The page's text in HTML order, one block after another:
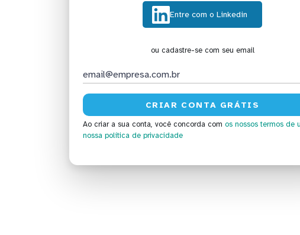
Entre com o Linkedin
ou cadastre-se com seu email
Ao criar a sua conta, você concorda com os nossos termos de
nossa política de privacidade